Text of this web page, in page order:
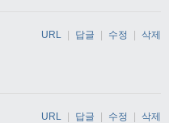
URL | 답글 | 수정 | 삭제
URL | 답글 | 수정 | 삭제